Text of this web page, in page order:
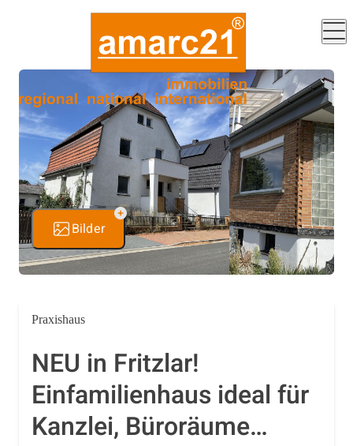
Bilder
Praxishaus
NEU in Fritzlar!
Einfamilienhaus ideal für
Kanzlei, Büroräume